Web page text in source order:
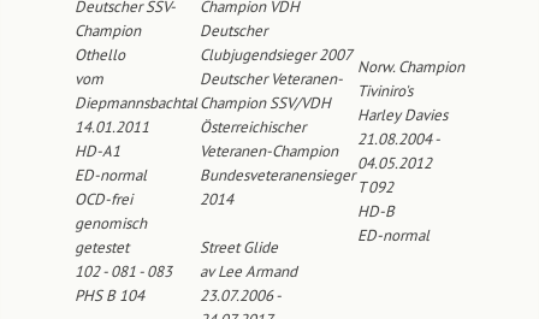
Deutscher SSV-
Champion
Othello
vom
Diepmannsbachtal
14.01.2011
HD-A1
ED-normal
OCD-frei
genomisch
getestet
102 - 081 - 083
PHS B 104
Champion VDH
Deutscher
Clubjugendsieger 2007
Deutscher Veteranen-
Champion SSV/VDH
Österreichischer
Veteranen-Champion
Bundesveteranensieger
2014
Street Glide
av Lee Armand
23.07.2006 -
Norw. Champion
Tiviniro's
Harley Davies
21.08.2004 -
04.05.2012
T 092
HD-B
ED-normal